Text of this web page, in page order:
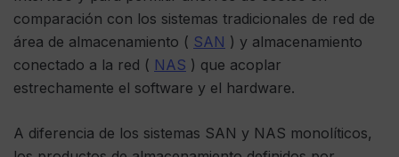
comparación con los sistemas tradicionales de red de
área de almacenamiento ( SAN ) y almacenamiento
conectado a la red ( NAS ) que acoplar
estrechamente el software y el hardware.
A diferencia de los sistemas SAN y NAS monolíticos,